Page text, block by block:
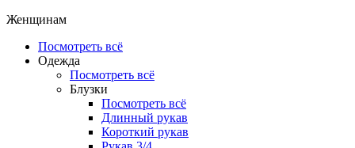
Женщинам
Посмотреть всё
Одежда
Посмотреть всё
Блузки
Посмотреть всё
Длинный рукав
Короткий рукав